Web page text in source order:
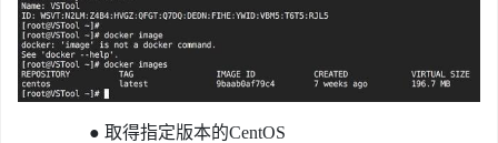
● 取得指定版本的CentOS